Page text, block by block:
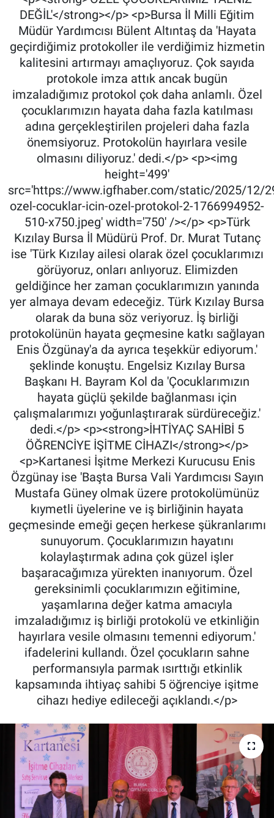
DEĞİL'</strong></p> <p>Bursa İl Milli Eğitim
Müdür Yardımcısı Bülent Altıntaş da 'Hayata
geçirdiğimiz protokoller ile verdiğimiz hizmetin
kalitesini artırmayı amaçlıyoruz. Çok sayıda
protokole imza attık ancak bugün
imzaladığımız protokol çok daha anlamlı. Özel
çocuklarımızın hayata daha fazla katılması
adına gerçekleştirilen projeleri daha fazla
önemsiyoruz. Protokolün hayırlara vesile
olmasını diliyoruz.' dedi.</p> <p><img
height='499'
src='https://www.igfhaber.com/static/2025/12/
ozel-cocuklar-icin-ozel-protokol-2-1766994952-
510-x750.jpeg' width='750' /></p> <p>Türk
Kızılay Bursa İl Müdürü Prof. Dr. Murat Tutanç
ise 'Türk Kızılay ailesi olarak özel çocuklarımızı
görüyoruz, onları anlıyoruz. Elimizden
geldiğince her zaman çocuklarımızın yanında
yer almaya devam edeceğiz. Türk Kızılay Bursa
olarak da buna söz veriyoruz. İş birliği
protokolünün hayata geçmesine katkı sağlayan
Enis Özgünay'a da ayrıca teşekkür ediyorum.'
şeklinde konuştu. Engelsiz Kızılay Bursa
Başkanı H. Bayram Kol da 'Çocuklarımızın
hayata güçlü şekilde bağlanması için
çalışmalarımızı yoğunlaştırarak sürdüreceğiz.'
dedi.</p> <p><strong>İHTİYAÇ SAHİBİ 5
ÖĞRENCİYE İŞİTME CİHAZI</strong></p>
<p>Kartanesi İşitme Merkezi Kurucusu Enis
Özgünay ise 'Başta Bursa Vali Yardımcısı Sayın
Mustafa Güney olmak üzere protokolümünüz
kıymetli üyelerine ve iş birliğinin hayata
geçmesinde emeği geçen herkese şükranlarımı
sunuyorum. Çocuklarımızın hayatını
kolaylaştırmak adına çok güzel işler
başaracağımıza yürekten inanıyorum. Özel
gereksinimli çocuklarımızın eğitimine,
yaşamlarına değer katma amacıyla
imzaladığımız iş birliği protokolü ve etkinliğin
hayırlara vesile olmasını temenni ediyorum.'
ifadelerini kullandı. Özel çocukların sahne
performansıyla parmak ısırttığı etkinlik
kapsamında ihtiyaç sahibi 5 öğrenciye işitme
cihazı hediye edileceği açıklandı.</p>